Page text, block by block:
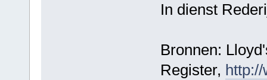
In dienst
Bronnen:
Register,